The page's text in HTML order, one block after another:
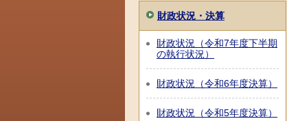
財政状況・決算
財政状況（令和7年度下半期
の執行状況）
財政状況（令和6年度決算）
財政状況（令和5年度決算）